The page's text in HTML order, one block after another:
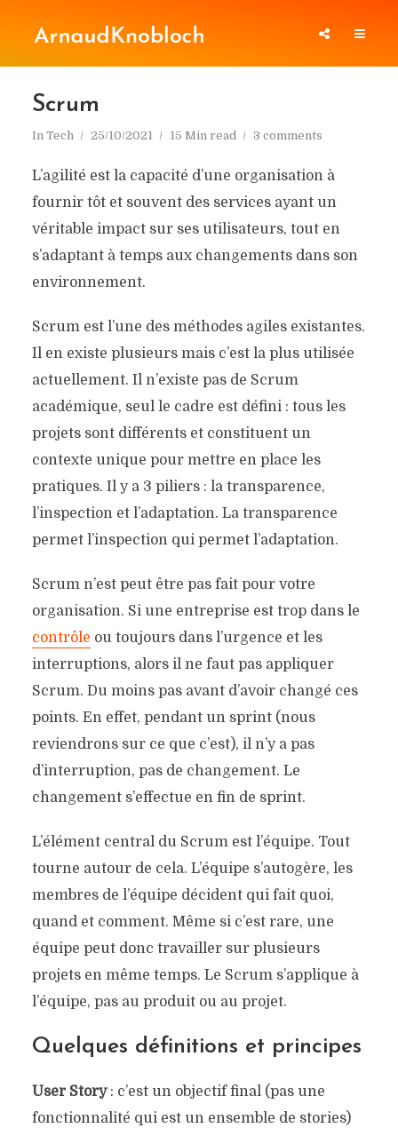
Scrum
In Tech 25/10/2021 15 Min read 3 comments
L’agilité est la capacité d’une organisation à
fournir tôt et souvent des services ayant un
véritable impact sur ses utilisateurs, tout en
s’adaptant à temps aux changements dans son
environnement.
Scrum est l’une des méthodes agiles existantes.
Il en existe plusieurs mais c’est la plus utilisée
actuellement. Il n’existe pas de Scrum
académique, seul le cadre est défini : tous les
projets sont différents et constituent un
contexte unique pour mettre en place les
pratiques. Il y a 3 piliers : la transparence,
l’inspection et l’adaptation. La transparence
permet l’inspection qui permet l’adaptation.
Scrum n’est peut être pas fait pour votre
organisation. Si une entreprise est trop dans le
contrôle ou toujours dans l’urgence et les
interruptions, alors il ne faut pas appliquer
Scrum. Du moins pas avant d’avoir changé ces
points. En effet, pendant un sprint (nous
reviendrons sur ce que c’est), il n’y a pas
d’interruption, pas de changement. Le
changement s’effectue en fin de sprint.
L’élément central du Scrum est l’équipe. Tout
tourne autour de cela. L’équipe s’autogère, les
membres de l’équipe décident qui fait quoi,
quand et comment. Même si c’est rare, une
équipe peut donc travailler sur plusieurs
projets en même temps. Le Scrum s’applique à
l’équipe, pas au produit ou au projet.
Quelques définitions et principes
User Story: c’est un objectif final (pas une
fonctionnalité qui est un ensemble de stories)